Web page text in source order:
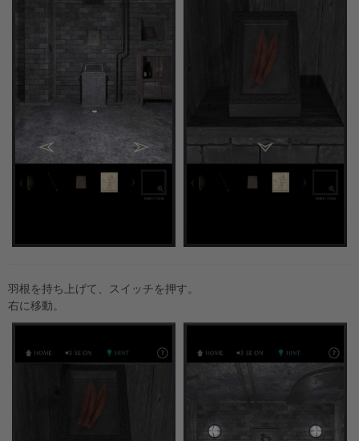
羽根を持ち上げて、スイッチを押す。
右に移動。